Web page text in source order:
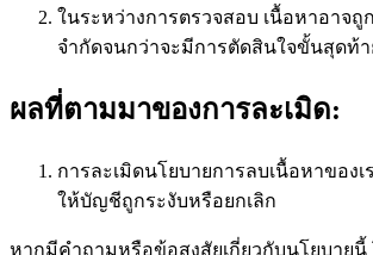
ในระหว่างการตรวจสอบ เนื้อหาอาจ
จำกัดจนกว่าจะมีการตัดสินใจขั้นสุดท้า
ผลที่ตามมาของการละเมิด:
การละเมิดนโยบายการลบเนื้อหาของเ
ให้บัญชีถูกระงับหรือยกเลิก
หากมีคำถามหรือข้อสงสัยเกี่ยวกับนโยบายนี้